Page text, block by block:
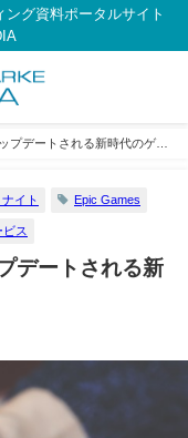
グ資料ポータルサイト
プデートされる新時代のゲー
イト Epic Games
ス
デートされる新